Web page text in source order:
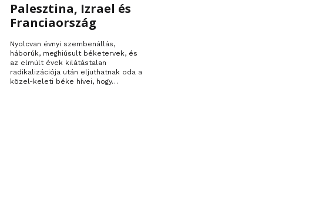
Palesztina, Izrael és
Franciaország
Nyolcvan évnyi szembenállás,
háborúk, meghiúsult béketervek, és
az elmúlt évek kilátástalan
radikalizációja után eljuthatnak oda a
közel-keleti béke hívei, hogy…